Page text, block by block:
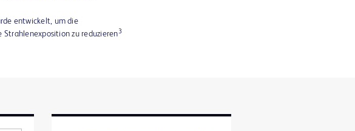
entwickelt, um die
Strahlenexposition zu reduzieren 3